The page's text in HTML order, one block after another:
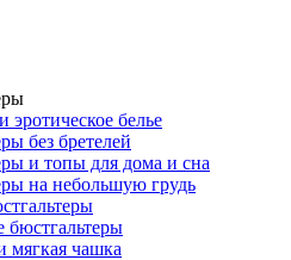
эротическое белье
без бретелей
и топы для дома и сна
на небольшую грудь
мягкая чашка